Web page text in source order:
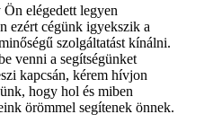
elégedett legyen
ezért cégünk igyekszik a
szolgáltatást kínálni.
venni a segítségünket
kapcsán, kérem hívjon
hogy hol és miben
örömmel segítenek önnek.